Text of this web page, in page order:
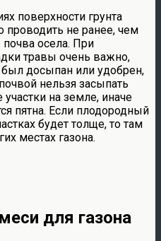
поверхности грунта
не ранее, чем
осела. При
травы очень важно,
досыпан или удобрен,
нельзя засыпать
на земле, иначе
пятна. Если плодородный
будет толще, то там
местах газона.
для газона